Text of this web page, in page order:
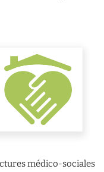
médico-sociales